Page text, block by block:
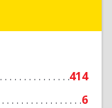
414
6
Подробнее